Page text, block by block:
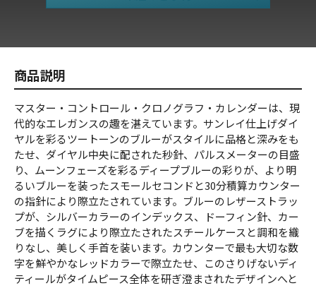
商品説明
マスター・コントロール・クロノグラフ・カレンダーは、現
代的なエレガンスの趣を湛えています。サンレイ仕上げダイ
ヤルを彩るツートーンのブルーがスタイルに品格と深みをも
たせ、ダイヤル中央に配された秒針、パルスメーターの目盛
り、ムーンフェーズを彩るディープブルーの彩りが、より明
るいブルーを装ったスモールセコンドと30分積算カウンター
の指針により際立たされています。ブルーのレザーストラッ
プが、シルバーカラーのインデックス、ドーフィン針、カー
ブを描くラグにより際立たされたスチールケースと調和を織
りなし、美しく手首を装います。カウンターで最も大切な数
字を鮮やかなレッドカラーで際立たせ、このさりげないディ
ティールがタイムピース全体を研ぎ澄まされたデザインへと